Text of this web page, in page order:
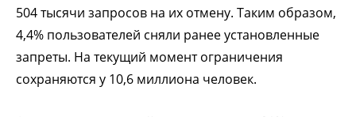
504 тысячи запросов на их отмену. Таким образом,
4,4% пользователей сняли ранее установленные
запреты. На текущий момент ограничения
сохраняются у 10,6 миллиона человек.